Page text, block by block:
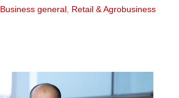
Business general, Retail & Agrobusiness